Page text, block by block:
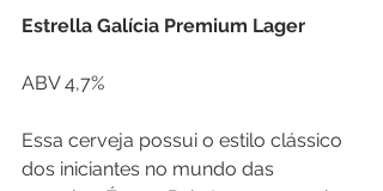
Estrella Galícia Premium Lager
ABV 4,7%
Essa cerveja possui o estilo clássico
dos iniciantes no mundo das